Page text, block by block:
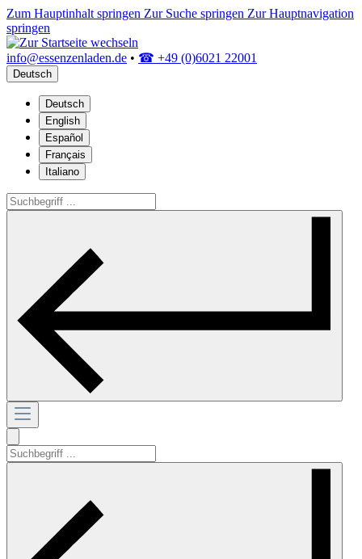
Zum Hauptinhalt springen Zur Suche springen Zur Hauptnavigation
springen
info@essenzenladen.de • ☎ +49 (0)6021 22001
Deutsch
Deutsch
English
Español
Français
Italiano